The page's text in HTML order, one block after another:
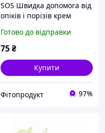
SOS Швидка допомога від
опіків і порізів крем
Готово до відправки
75₴
Купити
Фітопродукт 97%